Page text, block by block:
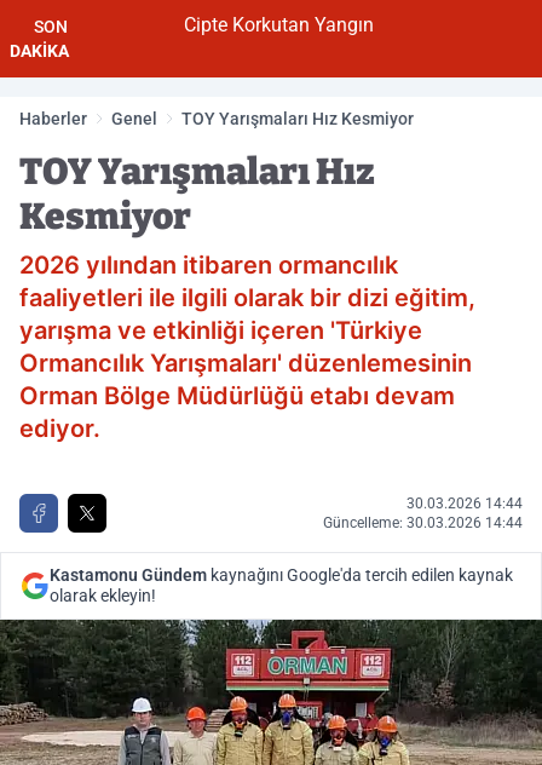
SON
DAKİKA
Cipte Korkutan Yangın
Haberler Genel TOY Yarışmaları Hız Kesmiyor
TOY Yarışmaları Hız
Kesmiyor
2026 yılından itibaren ormancılık
faaliyetleri ile ilgili olarak bir dizi eğitim,
yarışma ve etkinliği içeren 'Türkiye
Ormancılık Yarışmaları' düzenlemesinin
Orman Bölge Müdürlüğü etabı devam
ediyor.
30.03.2026 14:44
Güncelleme: 30.03.2026 14:44
Kastamonu Gündem kaynağını Google'da tercih edilen kaynak
olarak ekleyin!